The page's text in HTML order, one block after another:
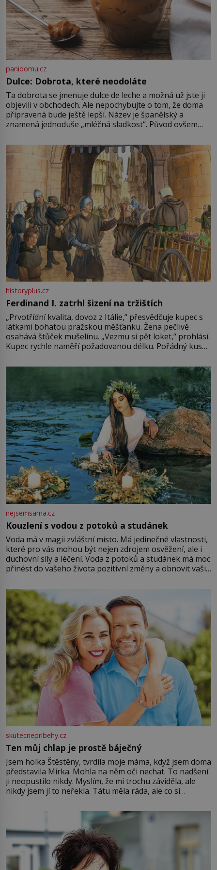
panidomu.cz
Dulce: Dobrota, které neodoláte
Ta dobrota se jmenuje dulce de leche a možná už jste ji
objevili v obchodech. Ale nepochybujte o tom, že doma
připravená bude ještě lepší. Název je španělský a
znamená jednoduše „mléčná sladkost“. Původ ovšem
pře hned několik latinskoamerických zemí a k tomu
Francie, kde se traduje,
historyplus.cz
Ferdinand I. zatrhl šizení na tržištích
„Prvotřídní kvalita, dovoz z Itálie,“ přesvědčuje kupec s
látkami bohatou pražskou měšťanku. Žena pečlivě
osahává štůček mušelínu. „Vezmu si pět loket,“ prohlásí.
Kupec rychle naměří požadovanou délku. Pořádný kus
milostpaní. Stačí jenom na sukni,“ zhodnotí švadlena
množství růžového mušelínu. „Ošidili vás, podívejte.“
Vezme do ruky dřevěnou
nejsemsama.cz
Kouzlení s vodou z potoků a studánek
Voda má v magii zvláštní místo. Má jedinečné vlastnosti,
které pro vás mohou být nejen zdrojem osvěžení, ale i
duchovní síly a léčení. Voda z potoků a studánek má moc
přinést do vašeho života pozitivní změny a obnovit vaši
můžete obohatit své rituály a přinést do svého života
větší harmonii a klid. Je důležité
skutecnepribehy.cz
Ten můj chlap je prostě báječný
Jsem holka Štěstěny, tvrdila moje máma, když jsem doma
představila Mirka. Mohla na něm oči nechat. To nadšení
ji neopustilo nikdy. Myslím, že mi trochu záviděla, ale
nikdy jsem jí to neřekla. Tátu měla ráda, ale co si
Jsme spolu moc rádi Tehdy byla jiná doba, když